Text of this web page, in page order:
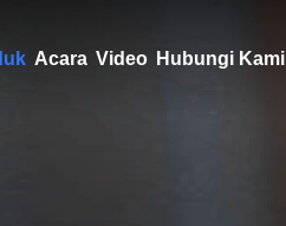
Acara Video Hubungi Kami